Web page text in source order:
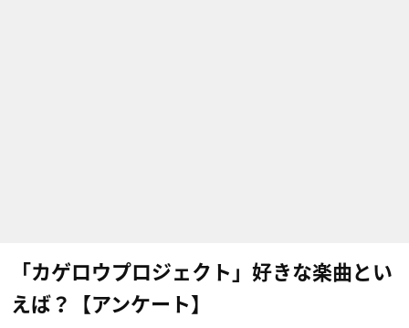
「カゲロウプロジェクト」好きな楽曲とい
えば？【アンケート】